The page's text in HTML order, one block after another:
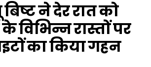
ने देर रात को
के विभिन्न रास्तों पर
का किया गहन